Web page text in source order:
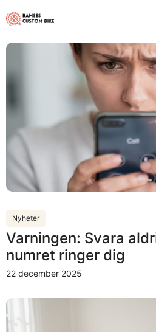
till
Nyheter
Varningen: Svara
numret ringer dig
22 december 2025